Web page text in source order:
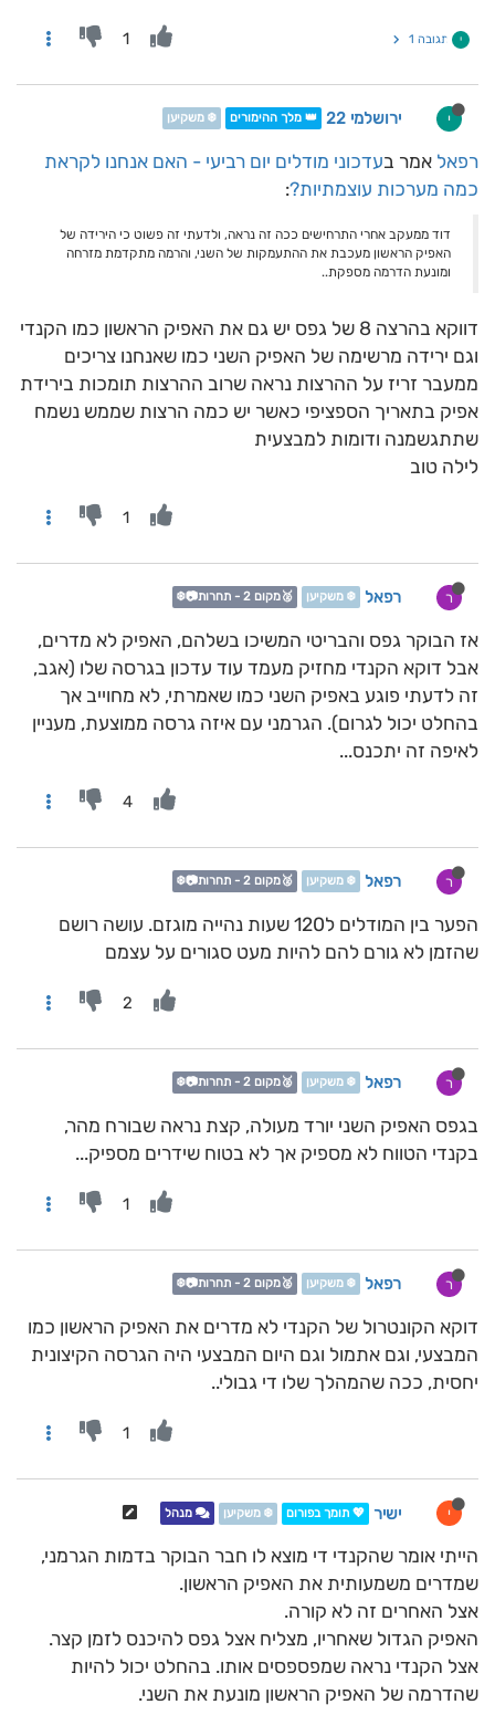
י תגובה 1 1
י ירושלמי 22 👑 מלך ההימורים ❄️ משקיען
רפאל אמר בעדכוני מודלים יום רביעי - האם אנחנו לקראת
כמה מערכות עוצמתיות?:
דוד ממעקב אחרי התרחישים ככה זה נראה, ולדעתי זה פשוט כי הירידה של
האפיק הראשון מעכבת את ההתעמקות של השני, והרמה מתקדמת מזרחה
ומונעת הדרמה מספקת..
דווקא בהרצה 8 של גפס יש גם את האפיק הראשון כמו הקנדי
וגם ירידה מרשימה של האפיק השני כמו שאנחנו צריכים
ממעבר זריז על ההרצות נראה שרוב ההרצות תומכות בירידת
אפיק בתאריך הספציפי כאשר יש כמה הרצות שממש נשמח
שתתגשמנה ודומות למבצעית
לילה טוב
1
ר רפאל ❄️ משקיען 🥈מקום 2 - תחרות📷❄️
אז הבוקר גפס והבריטי המשיכו בשלהם, האפיק לא מדרים,
אבל דוקא הקנדי מחזיק מעמד עוד עדכון בגרסה שלו (אגב,
זה לדעתי פוגע באפיק השני כמו שאמרתי, לא מחוייב אך
בהחלט יכול לגרום). הגרמני עם איזה גרסה ממוצעת, מעניין
לאיפה זה יתכנס...
4
ר רפאל ❄️ משקיען 🥈מקום 2 - תחרות📷❄️
הפער בין המודלים ל120 שעות נהייה מוגזם. עושה רושם
שהזמן לא גורם להם להיות מעט סגורים על עצמם
2
ר רפאל ❄️ משקיען 🥈מקום 2 - תחרות📷❄️
בגפס האפיק השני יורד מעולה, קצת נראה שבורח מהר,
בקנדי הטווח לא מספיק אך לא בטוח שידרים מספיק...
1
ר רפאל ❄️ משקיען 🥈מקום 2 - תחרות📷❄️
דוקא הקונטרול של הקנדי לא מדרים את האפיק הראשון כמו
המבצעי, וגם אתמול וגם היום המבצעי היה הגרסה הקיצונית
יחסית, ככה שהמהלך שלו די גבולי..
1
י ישיר 💖 תומך בפורום ❄️ משקיען מנהל
הייתי אומר שהקנדי די מוצא לו חבר הבוקר בדמות הגרמני,
שמדרים משמעותית את האפיק הראשון.
אצל האחרים זה לא קורה.
האפיק הגדול שאחריו, מצליח אצל גפס להיכנס לזמן קצר.
אצל הקנדי נראה שמפספסים אותו. בהחלט יכול להיות
שהדרמה של האפיק הראשון מונעת את השני.